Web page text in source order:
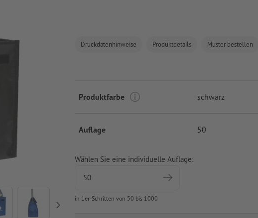
Druckdatenhinweise Produktdetails Muster bestellen
Produktfarbe schwarz
Auflage 50
Wählen Sie eine individuelle Auflage:
in 1er-Schritten von 50 bis 1000